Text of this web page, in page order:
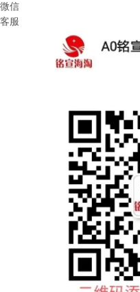
微信
客服